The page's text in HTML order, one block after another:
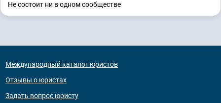
Не состоит ни в одном сообществе
Международный каталог юристов
Отзывы о юристах
Задать вопрос юристу